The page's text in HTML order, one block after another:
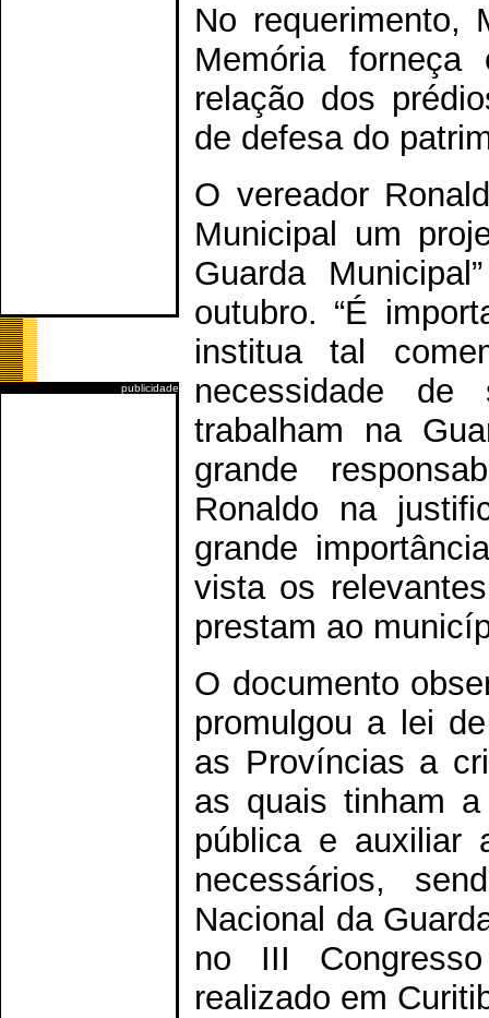
publicidade
No requerimento,
Memória
relação dos
de defesa do
O vereador
Municipal um
Guarda
outubro. “É
institua tal
necessidade
trabalham na
grande
Ronaldo na
grande
vista os
prestam ao
O documento
promulgou a lei
as Províncias a
as quais tinham
pública e auxiliar
necessários,
Nacional da
no III
realizado em